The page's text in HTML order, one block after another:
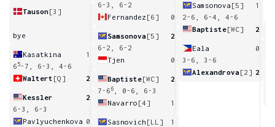
Tauson[3]
bye
Kasatkina
1
6 5-7, 6-3, 4-6
Waltert [Q] 2
Kessler
2
6-3, 6-3
Pavlyuchenkova 0
6-3, 6-2
Fernandez [6] 0
Samsonova[5]
2
6-2, 6-2
Tjen
0
Baptiste[WC]
2
7-6 6
, 0-6, 6-3
Navarro [4] 1
Sasnovich [LL]
1
Samsonova [5]
1
2-6, 6-4, 4-6
Baptiste[WC] 2
Eala
0
3-6, 3-6
Alexandrova[2] 2